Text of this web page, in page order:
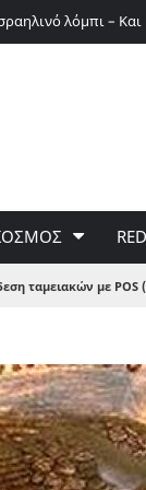
λόμπι – Και
ταμειακών με POS